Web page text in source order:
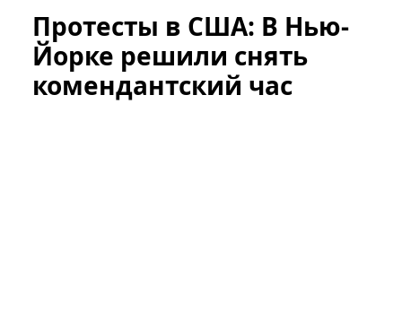
Протесты в США: В Нью-
Йорке решили снять
комендантский час